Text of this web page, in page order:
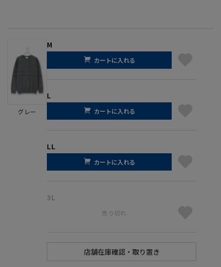
グレー
M
カートに入れる
L
カートに入れる
LL
カートに入れる
3L
売り切れ